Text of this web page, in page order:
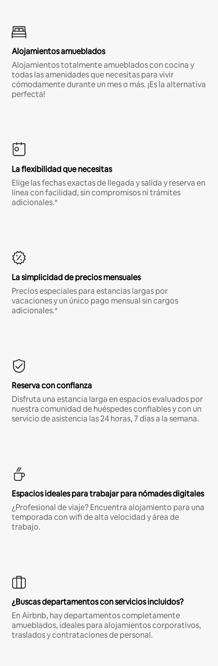
Alojamientos amueblados
Alojamientos totalmente amueblados con cocina y
todas las amenidades que necesitas para vivir
cómodamente durante un mes o más. ¡Es la alternativa
perfecta!
La flexibilidad que necesitas
Elige las fechas exactas de llegada y salida y reserva en
línea con facilidad, sin compromisos ni trámites
adicionales.*
La simplicidad de precios mensuales
Precios especiales para estancias largas por
vacaciones y un único pago mensual sin cargos
adicionales.*
Reserva con confianza
Disfruta una estancia larga en espacios evaluados por
nuestra comunidad de huéspedes confiables y con un
servicio de asistencia las 24 horas, 7 días a la semana.
Espacios ideales para trabajar para nómades digitales
¿Profesional de viaje? Encuentra alojamiento para una
temporada con wifi de alta velocidad y área de
trabajo.
¿Buscas departamentos con servicios incluidos?
En Airbnb, hay departamentos completamente
amueblados, ideales para alojamientos corporativos,
traslados y contrataciones de personal.